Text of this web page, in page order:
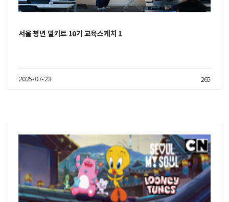
서울 청년 밀키트 10기 교육스케치 1
2025-07-23 265